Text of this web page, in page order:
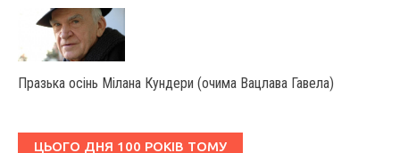
Празька осінь Мілана Кундери (очима Вацлава Гавела)
ЦЬОГО ДНЯ 100 РОКІВ ТОМУ